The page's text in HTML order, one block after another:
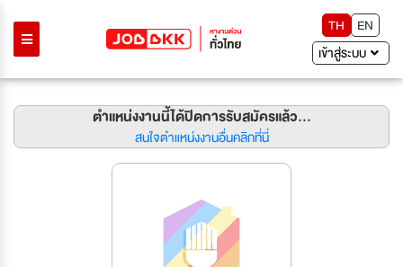
TH
EN
เข้าสู่ระบบ
ตำแหน่งงานนี้ได้ปิดการรับสมัครแล้ว...
สนใจตำแหน่งงานอื่นคลิกที่นี่